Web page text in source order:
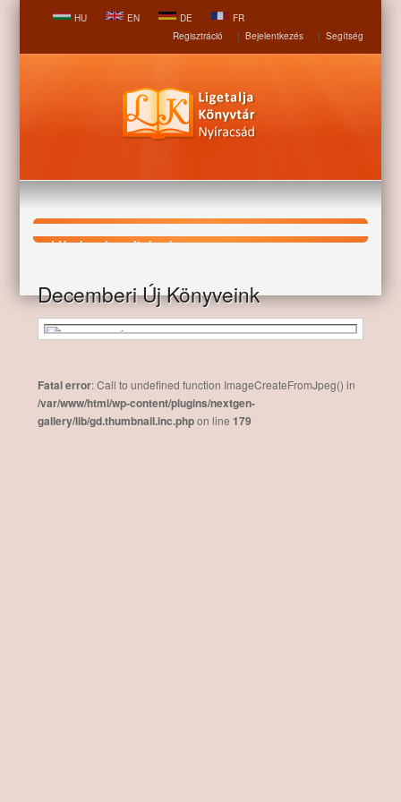
HU EN DE
FR
Regisztráció
| Bejelentkezés | Segítség
Hírek, aktualitások
Nyitólap Hírek, aktualitások Decemberi Új Könyveink
Decemberi Új Könyveink
Fatal error: Call to undefined function ImageCreateFromJpeg() in
/var/www/html/wp-content/plugins/nextgen-
gallery/lib/gd.thumbnail.inc.phpon line179